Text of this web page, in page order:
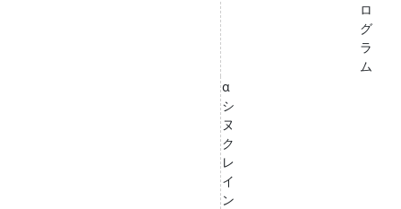
ロ
グ
ラ
ム
α
シ
ヌ
ク
レ
イ
ン